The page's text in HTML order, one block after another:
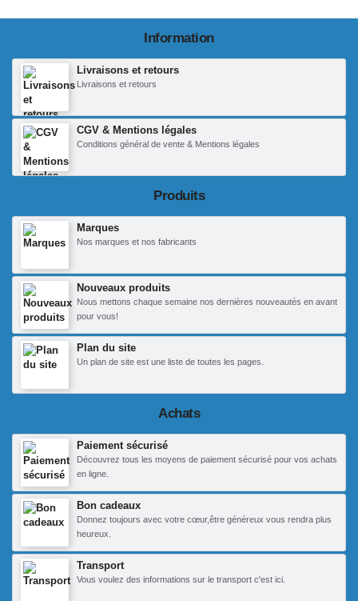
Information
Livraisons et retours
Livraisons et retours
CGV & Mentions légales
Conditions général de vente & Mentions légales
Produits
Marques
Nos marques et nos fabricants
Nouveaux produits
Nous mettons chaque semaine nos dernières nouveautés en avant
pour vous!
Plan du site
Un plan de site est une liste de toutes les pages.
Achats
Paiement sécurisé
Découvrez tous les moyens de paiement sécurisé pour vos achats
en ligne.
Bon cadeaux
Donnez toujours avec votre cœur,être généreux vous rendra plus
heureux.
Transport
Vous voulez des informations sur le transport c'est ici.